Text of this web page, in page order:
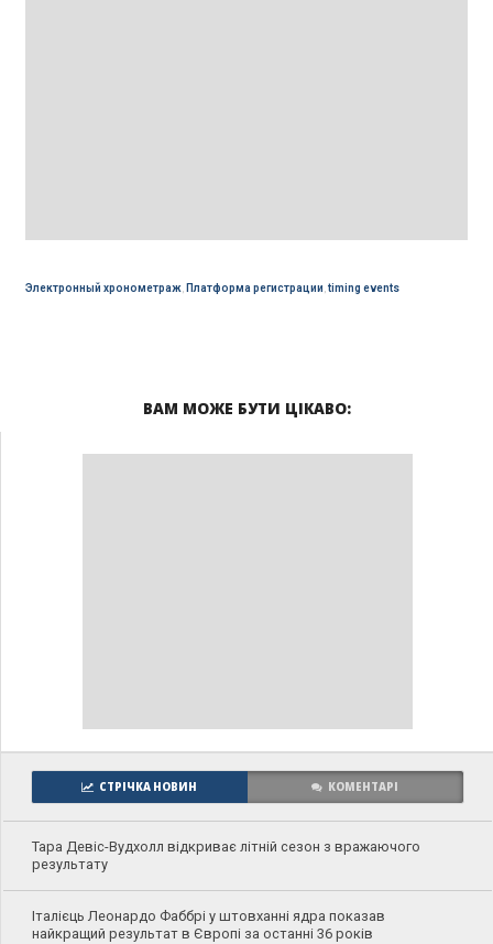
Электронный хронометраж, Платформа регистрации timing events
ВАМ МОЖЕ БУТИ ЦІКАВО:
СТРІЧКА НОВИН КОМЕНТАРІ
Тара Девіс-Вудхолл відкриває літній сезон з вражаючого
результату
Італієць Леонардо Фаббрі у штовханні ядра показав
найкращий результат в Європі за останні 36 років